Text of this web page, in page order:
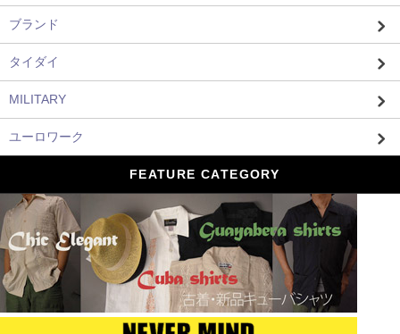
ブランド
タイダイ
MILITARY
ユーロワーク
FEATURE CATEGORY